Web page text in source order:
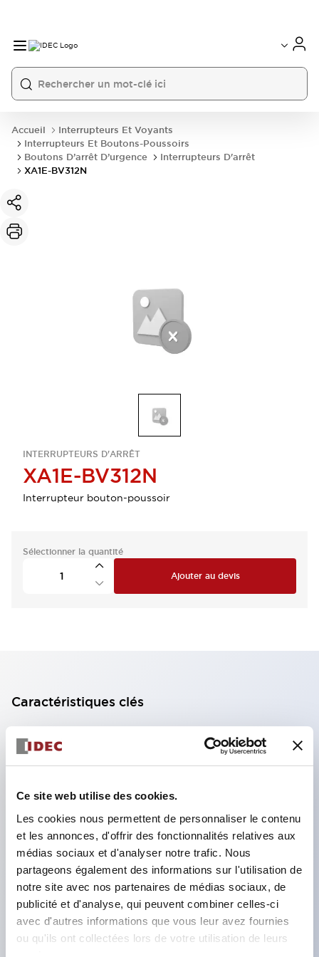
Ce site web utilise des cookies.
Les cookies nous permettent de personnaliser le contenu
et les annonces, d'offrir des fonctionnalités relatives aux
médias sociaux et d'analyser notre trafic. Nous
partageons également des informations sur l'utilisation de
notre site avec nos partenaires de médias sociaux, de
publicité et d'analyse, qui peuvent combiner celles-ci
avec d'autres informations que vous leur avez fournies
ou qu'ils ont collectées lors de votre utilisation de leurs
Accueil
Interrupteurs Et Voyants
Interrupteurs Et Boutons-Poussoirs
Boutons D’arrêt D’urgence
Interrupteurs D'arrêt
XA1E-BV312N
INTERRUPTEURS D'ARRÊT
XA1E-BV312N
Interrupteur bouton-poussoir
Sélectionner la quantité
Ajouter au devis
Caractéristiques clés
Selon la « SEMI S26-0308 Environmental, Health,
and Safety Guideline for FPD Manufacturing System
systèmes de fabrication FPD] » publiée en mars
2008, l'association traditionnelle d'un bouton rouge
et d'un fond jaune ne peut pas être utilisée pour les
interrupteurs qui arrêtent uniquement des zones
limitées ou une partie spécifique (arrêt partiel).
C'est pourquoi, pour les machines ou équipements
nécessitant un arrêt partiel, IDEC propose des